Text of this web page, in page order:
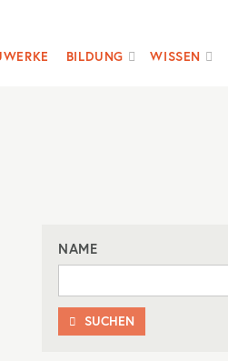
BILDUNG WISSEN
NAME
 SUCHEN